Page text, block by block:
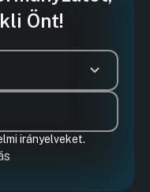
Önt!
irányelveket.